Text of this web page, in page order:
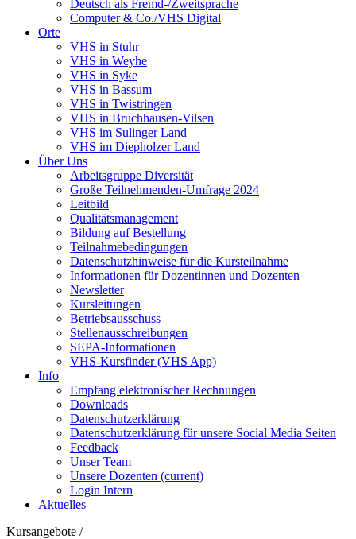
Deutsch als Fremd-/Zweitsprache
Computer & Co./VHS Digital
Orte
VHS in Stuhr
VHS in Weyhe
VHS in Syke
VHS in Bassum
VHS in Twistringen
VHS in Bruchhausen-Vilsen
VHS im Sulinger Land
VHS im Diepholzer Land
Über Uns
Arbeitsgruppe Diversität
Große Teilnehmenden-Umfrage 2024
Leitbild
Qualitätsmanagement
Bildung auf Bestellung
Teilnahmebedingungen
Datenschutzhinweise für die Kursteilnahme
Informationen für Dozentinnen und Dozenten
Newsletter
Kursleitungen
Betriebsausschuss
Stellenausschreibungen
SEPA-Informationen
VHS-Kursfinder (VHS App)
Info
Empfang elektronischer Rechnungen
Downloads
Datenschutzerklärung
Datenschutzerklärung für unsere Social Media Seiten
Feedback
Unser Team
Unsere Dozenten (current)
Login Intern
Aktuelles
Kursangebote /